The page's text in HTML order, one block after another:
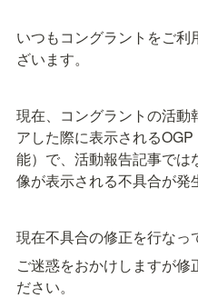
いつもコングラントをご
ざいます。
現在、コングラントの活
アした際に表示される
能）で、活動報告記事で
像が表示される不具合が発
現在不具合の修正を行なっ
ご迷惑をおかけしますが修
ださい。